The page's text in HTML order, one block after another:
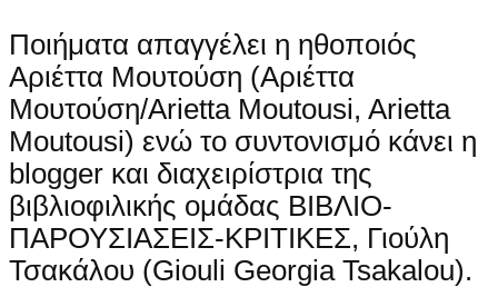
Ποιήματα απαγγέλει η ηθοποιός
Αριέττα Μουτούση (Αριέττα
Μουτούση/Arietta Moutousi, Arietta
Moutousi) ενώ το συντονισμό κάνει η
blogger και διαχειρίστρια της
βιβλιοφιλικής ομάδας ΒΙΒΛΙΟ-
ΠΑΡΟΥΣΙΑΣΕΙΣ-ΚΡΙΤΙΚΕΣ, Γιούλη
Τσακάλου (Giouli Georgia Tsakalou).